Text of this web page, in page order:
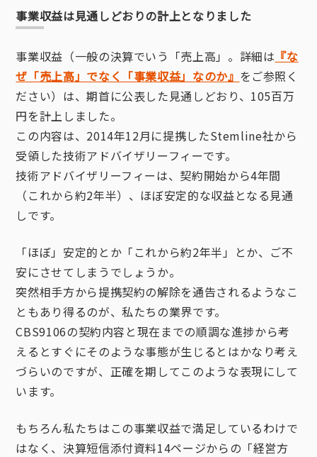
事業収益は見通しどおりの計上となりました
事業収益（一般の決算でいう「売上高」。詳細は 『な
ぜ「売上高」でなく「事業収益」なのか』 をご参照く
ださい）は、期首に公表した見通しどおり、105百万
円を計上しました。
この内容は、2014年12月に提携したStemline社から
受領した技術アドバイザリーフィーです。
技術アドバイザリーフィーは、契約開始から4年間
（これから約2年半）、ほぼ安定的な収益となる見通
しです。
「ほぼ」安定的とか「これから約2年半」とか、ご不
安にさせてしまうでしょうか。
突然相手方から提携契約の解除を通告されるようなこ
ともあり得るのが、私たちの業界です。
CBS9106の契約内容と現在までの順調な進捗から考
えるとすぐにそのような事態が生じるとはかなり考え
づらいのですが、正確を期してこのような表現にして
います。
もちろん私たちはこの事業収益で満足しているわけで
はなく、決算短信添付資料14ページからの「経営方